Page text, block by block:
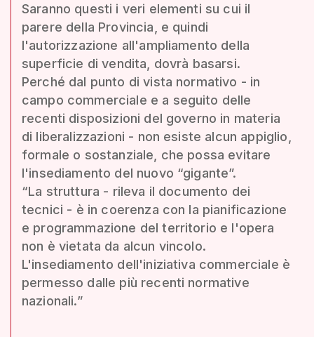
Saranno questi i veri elementi su cui il
parere della Provincia, e quindi
l'autorizzazione all'ampliamento della
superficie di vendita, dovrà basarsi.
Perché dal punto di vista normativo - in
campo commerciale e a seguito delle
recenti disposizioni del governo in materia
di liberalizzazioni - non esiste alcun appiglio,
formale o sostanziale, che possa evitare
l'insediamento del nuovo “gigante”.
“La struttura - rileva il documento dei
tecnici - è in coerenza con la pianificazione
e programmazione del territorio e l'opera
non è vietata da alcun vincolo.
L'insediamento dell'iniziativa commerciale è
permesso dalle più recenti normative
nazionali.”